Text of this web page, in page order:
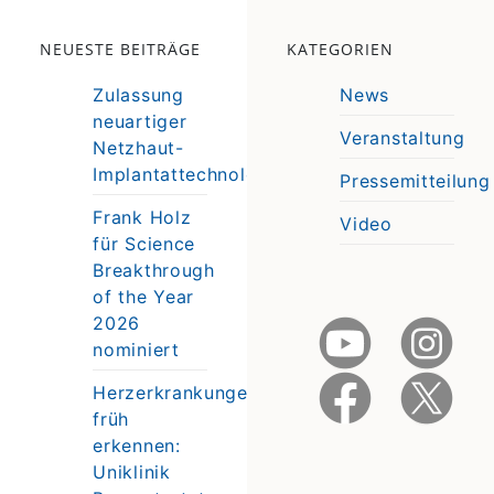
NEUESTE BEITRÄGE
Zulassung
neuartiger
Netzhaut-
Implantattechnologie
Frank Holz
für Science
Breakthrough
of the Year
2026
nominiert
Herzerkrankungen
früh
erkennen:
Uniklinik
KATEGORIEN
News
Veranstaltung
Pressemitteilung
Video